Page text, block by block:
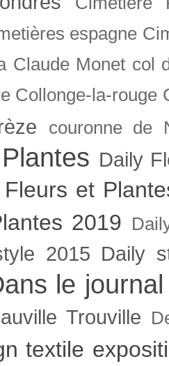
espagne
Claude Monet col
Collonge-la-rouge
couronne de
Daily
Fleurs et
2019
2015 Daily
le journal
Trouville
textile